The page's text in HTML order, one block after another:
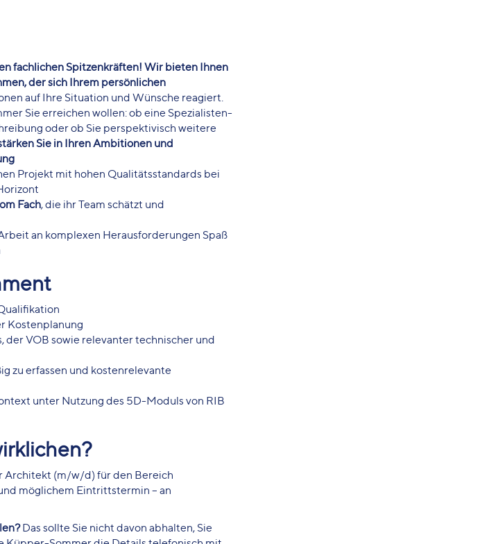
fachlichen Spitzenkräften! Wir bieten Ihnen
der sich Ihrem persönlichen
auf Ihre Situation und Wünsche reagiert.
Sie erreichen wollen: ob eine Spezialisten-
oder ob Sie perspektivisch weitere
Sie in Ihren Ambitionen und
Projekt mit hohen Qualitätsstandards bei
Fach, die ihr Team schätzt und
an komplexen Herausforderungen Spaß
Kostenplanung
der VOB sowie relevanter technischer und
zu erfassen und kostenrelevante
unter Nutzung des 5D-Moduls von RIB
Architekt (m/w/d) für den Bereich
möglichem Eintrittstermin – an
Das sollte Sie nicht davon abhalten, Sie